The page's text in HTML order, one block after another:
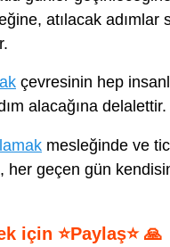
atılacak adımlar
çevresinin hep
alacağına delalettir.
mesleğinde ve
her geçen gün
için ⭐Paylaş⭐ 🙏